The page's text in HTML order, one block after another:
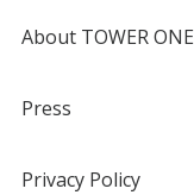
About TOWER ONE
Press
Privacy Policy